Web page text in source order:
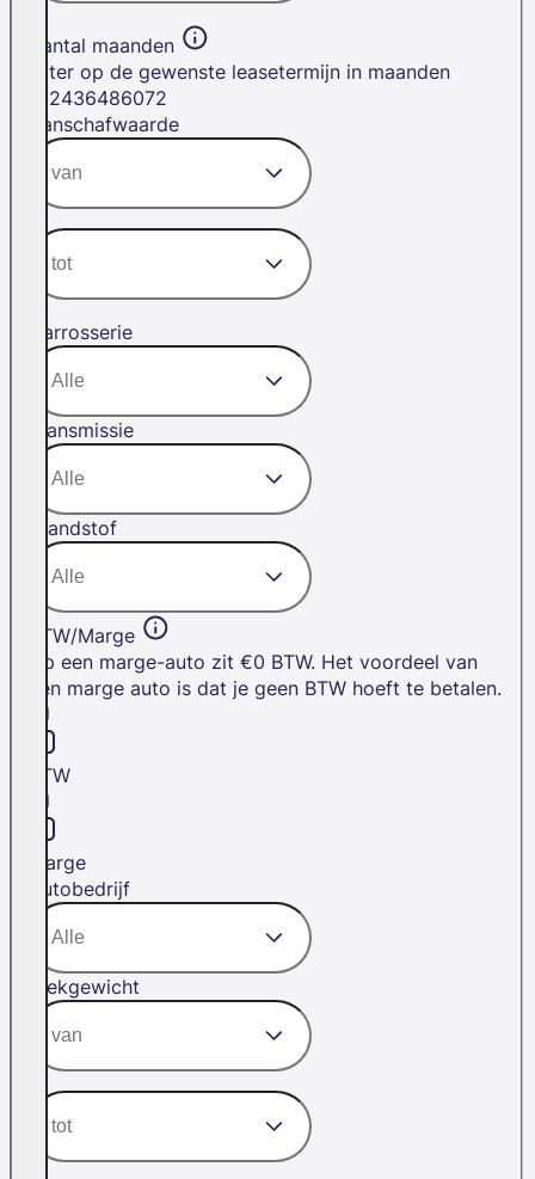
Aantal maanden
Filter op de gewenste leasetermijn in maanden
2436486072
Aanschafwaarde
Carrosserie
Transmissie
Brandstof
BTW/Marge
Op een marge-auto zit €0 BTW. Het voordeel van
een marge auto is dat je geen BTW hoeft te betalen.
BTW
Marge
Autobedrijf
Trekgewicht